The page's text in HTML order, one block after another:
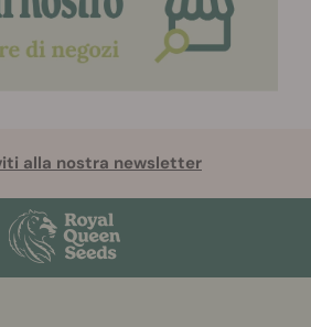
alla nostra newsletter